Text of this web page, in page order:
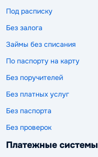
Под расписку
Без залога
Займы без списания
По паспорту на карту
Без поручителей
Без платных услуг
Без паспорта
Без проверок
Платежные системы